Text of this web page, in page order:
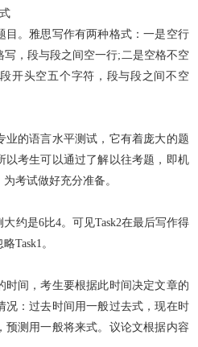
。雅思写作有两种格式：一是空行
，段与段之间空一行;二是空格不空
开头空五个字符，段与段之间不空
的语言水平测试，它有着庞大的题
以考生可以通过了解以往考题，即机
考试做好充分准备。
是6比4。可见Task2在最后写作得
Task1。
间，考生要根据此时间决定文章的
况：过去时间用一般过去式，现在时
预测用一般将来式。议论文根据内容